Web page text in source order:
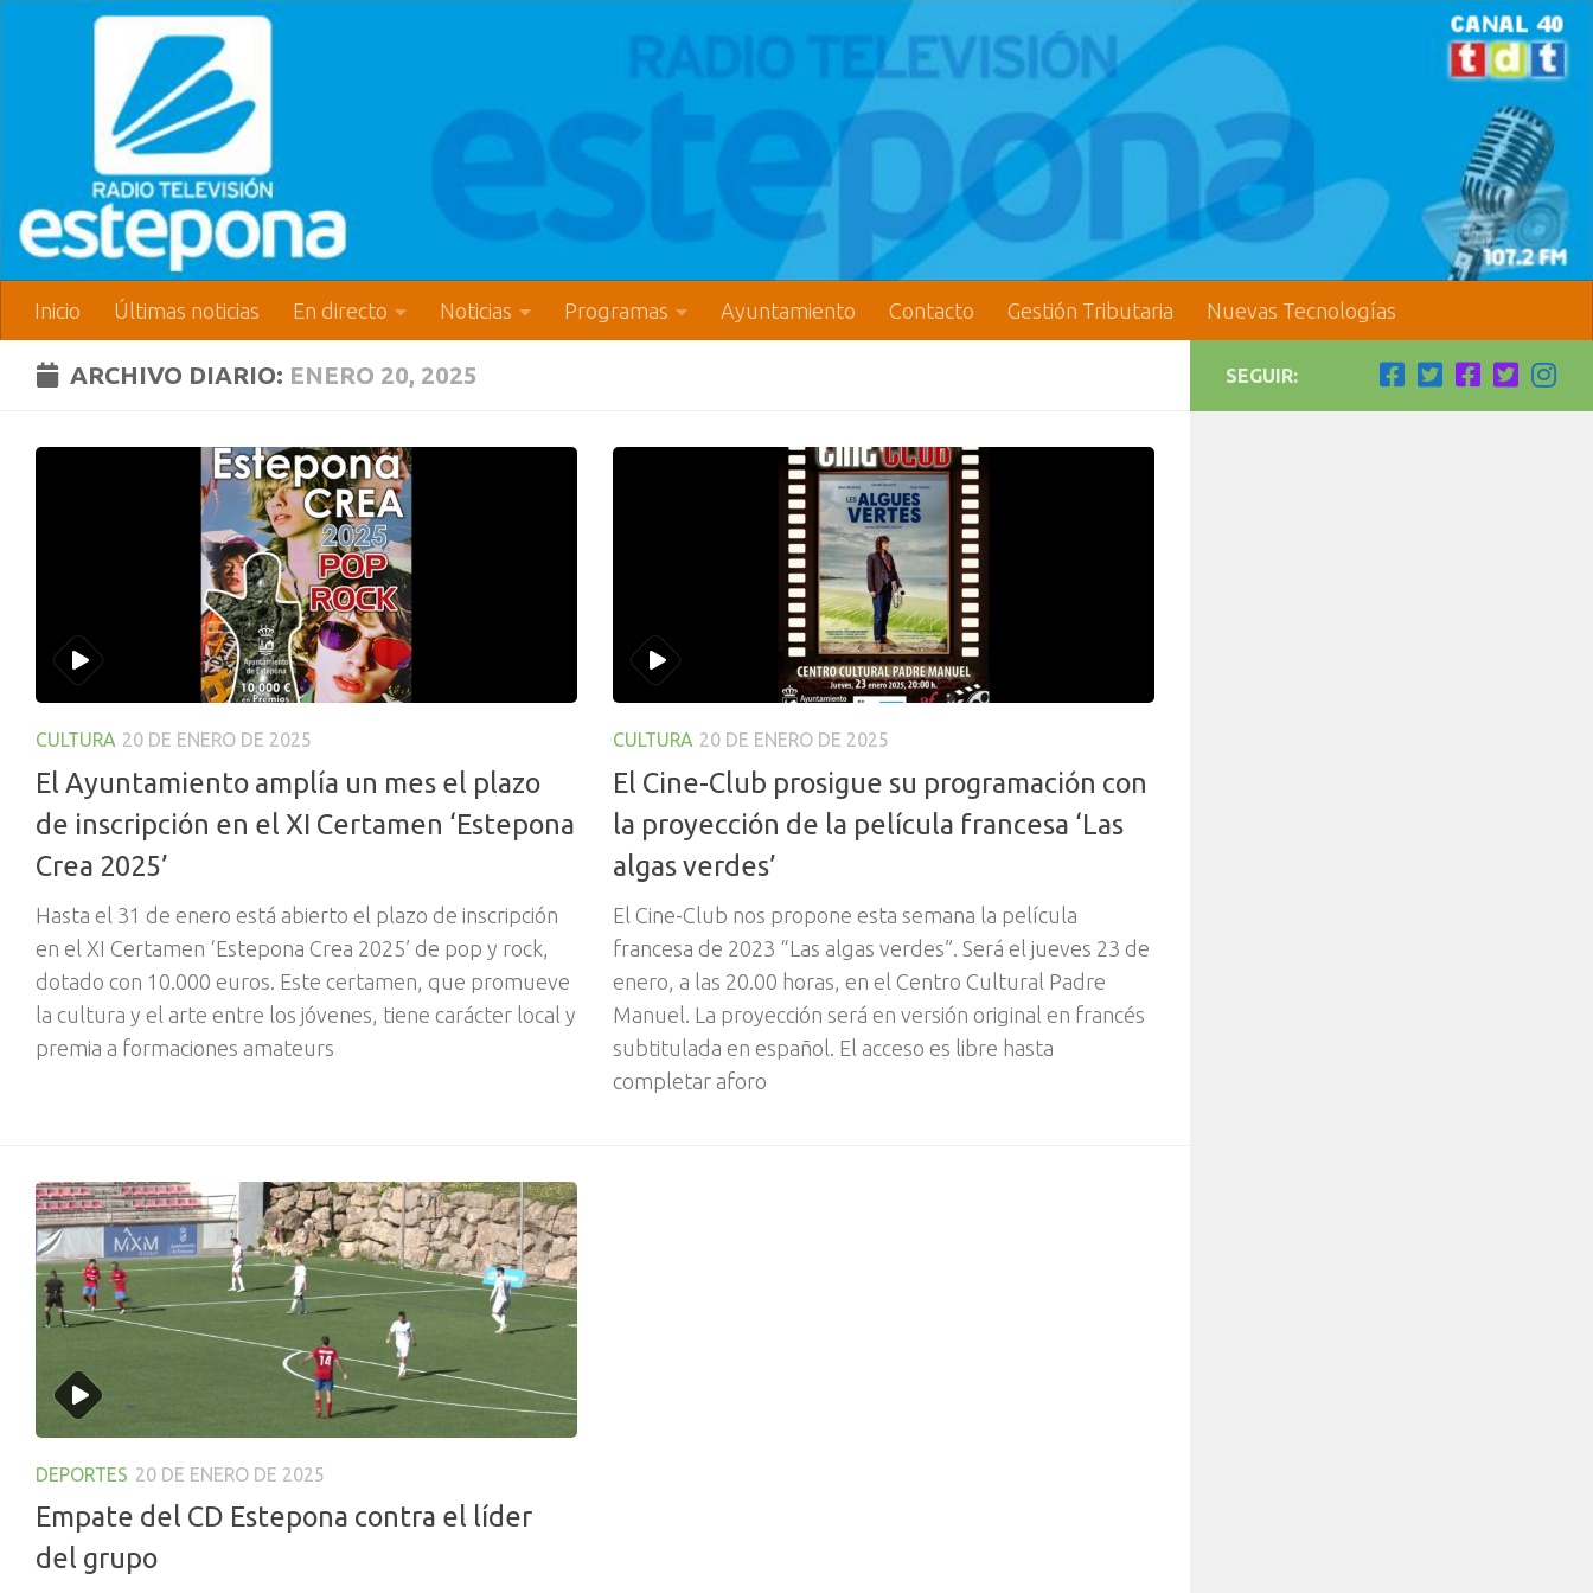
Inicio Últimas noticias En directo Noticias Programas Ayuntamiento Contacto Gestión Tributaria Nuevas Tecnologías
ARCHIVO DIARIO: ENERO 20, 2025
CULTURA 20 DE ENERO DE 2025
El Ayuntamiento amplía un mes el plazo
de inscripción en el XI Certamen ‘Estepona
Crea 2025’
Hasta el 31 de enero está abierto el plazo de inscripción
en el XI Certamen ‘Estepona Crea 2025’ de pop y rock,
dotado con 10.000 euros. Este certamen, que promueve
la cultura y el arte entre los jóvenes, tiene carácter local y
premia a formaciones amateurs
CULTURA 20 DE ENERO DE 2025
El Cine-Club prosigue su programación con
la proyección de la película francesa ‘Las
algas verdes’
El Cine-Club nos propone esta semana la película
francesa de 2023 “Las algas verdes”. Será el jueves 23 de
enero, a las 20.00 horas, en el Centro Cultural Padre
Manuel. La proyección será en versión original en francés
subtitulada en español. El acceso es libre hasta
completar aforo
DEPORTES 20 DE ENERO DE 2025
Empate del CD Estepona contra el líder
del grupo
SEGUIR: